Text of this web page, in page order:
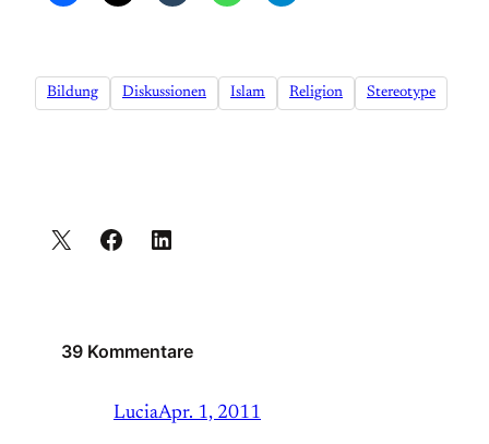
Bildung Diskussionen Islam Religion Stereotype
39 Kommentare
LuciaApr. 1, 2011